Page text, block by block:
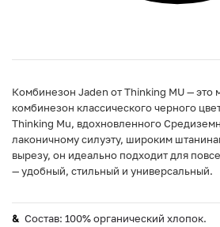
Комбинезон Jaden от Thinking MU — это
комбинезон классического черного
Thinking Mu, вдохновленного
лаконичному силуэту, широким
вырезу, он идеально подходит для
— удобный, стильный и универсальный.
Состав: 100% органический хлопок.